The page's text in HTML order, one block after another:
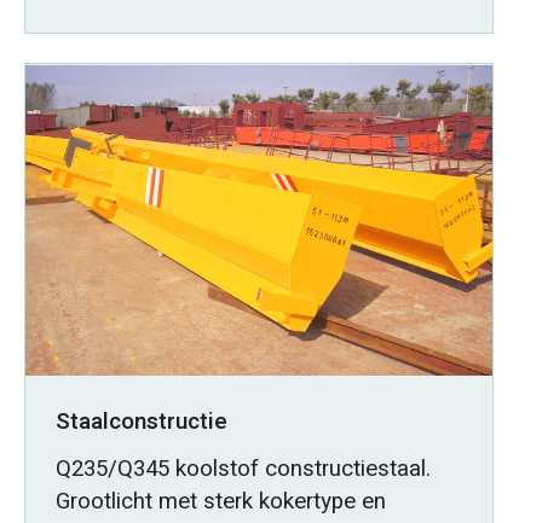
Staalconstructie
Q235/Q345 koolstof constructiestaal.
Grootlicht met sterk kokertype en